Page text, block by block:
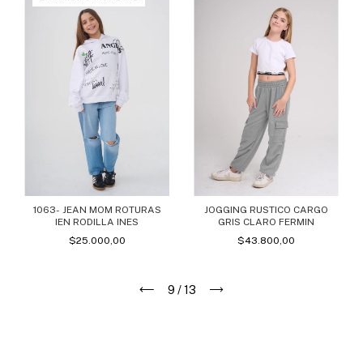
1063- JEAN MOM ROTURAS
IEN RODILLA INES
$25.000,00
JOGGING RUSTICO CARGO
GRIS CLARO FERMIN
$43.800,00
9 / 13